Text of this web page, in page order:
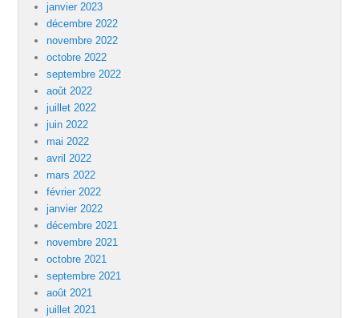
janvier 2023
décembre 2022
novembre 2022
octobre 2022
septembre 2022
août 2022
juillet 2022
juin 2022
mai 2022
avril 2022
mars 2022
février 2022
janvier 2022
décembre 2021
novembre 2021
octobre 2021
septembre 2021
août 2021
juillet 2021